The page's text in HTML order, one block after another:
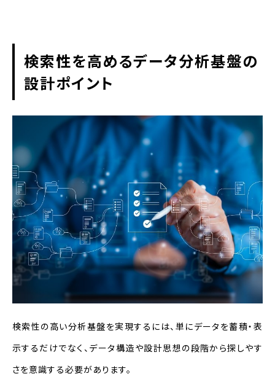
検索性を高めるデータ分析基盤の
設計ポイント
検索性の高い分析基盤を実現するには、単にデータを蓄積・表
示するだけでなく、データ構造や設計思想の段階から探しやす
さを意識する必要があります。